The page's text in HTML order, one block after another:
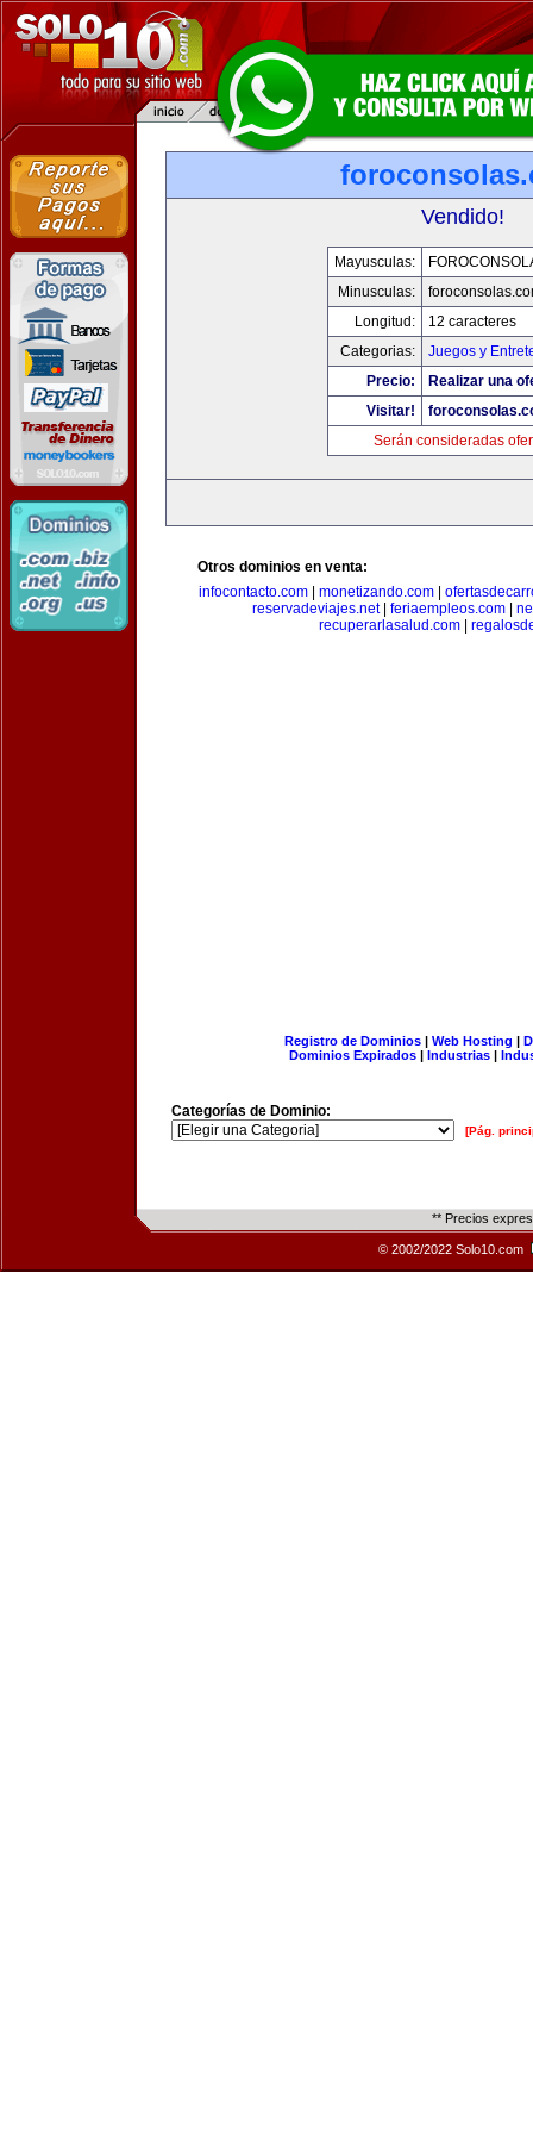
Vendido!
Mayusculas:
Minusculas:
Longitud:
12 caracteres
Categorias:
Juegos y
Precio:
Realizar una
Visitar!
Serán consideradas
Otros dominios en venta:
infocontacto.com
monetizando.com
reservadeviajes.net| feriaempleos.com
recuperarlasalud.com
Registro de Dominios| Web Hosting |
Dominios Expirados | Industrias |
Categorías de Dominio:
[Pág.
** Precios
© 2002/2022 Solo10.com